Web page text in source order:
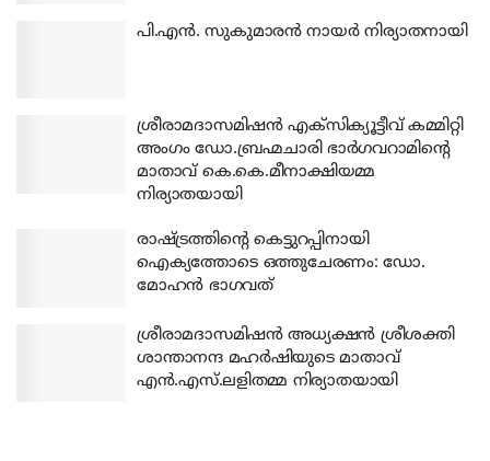
പി.എന്‍. സുകുമാരന്‍ നായര്‍ നിര്യാതനായി
ശ്രീരാമദാസമിഷന്‍ എക്‌സിക്യൂട്ടീവ് കമ്മിറ്റി
അംഗം ഡോ.ബ്രഹ്മചാരി ഭാര്‍ഗവറാമിന്റെ
മാതാവ് കെ.കെ.മീനാക്ഷിയമ്മ
നിര്യാതയായി
രാഷ്ട്രത്തിന്റെ കെട്ടുറപ്പിനായി
ഐക്യത്തോടെ ഒത്തുചേരണം: ഡോ.
മോഹന്‍ ഭാഗവത്
ശ്രീരാമദാസമിഷന്‍ അധ്യക്ഷന്‍ ശ്രീശക്തി
ശാന്താനന്ദ മഹര്‍ഷിയുടെ മാതാവ്
എന്‍.എസ്.ലളിതമ്മ നിര്യാതയായി